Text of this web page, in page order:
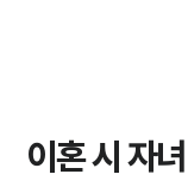
이혼 시 자